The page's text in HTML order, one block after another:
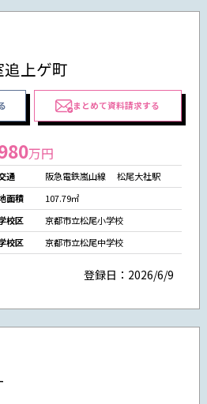
上ゲ町
まとめて資料請求する
万円
通
阪急電鉄嵐山線 松尾大社駅
面積
107.79㎡
校区
京都市立松尾小学校
校区
京都市立松尾中学校
登録日：2026/6/9